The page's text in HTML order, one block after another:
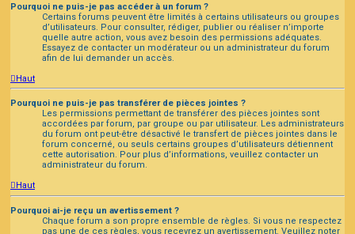
Pourquoi ne puis-je pas accéder à un forum ?
Certains forums peuvent être limités à certains utilisateurs ou groupes
d’utilisateurs. Pour consulter, rédiger, publier ou réaliser n’importe
quelle autre action, vous avez besoin des permissions adéquates.
Essayez de contacter un modérateur ou un administrateur du forum
afin de lui demander un accès.
Haut
Pourquoi ne puis-je pas transférer de pièces jointes ?
Les permissions permettant de transférer des pièces jointes sont
accordées par forum, par groupe ou par utilisateur. Les administrateurs
du forum ont peut-être désactivé le transfert de pièces jointes dans le
forum concerné, ou seuls certains groupes d’utilisateurs détiennent
cette autorisation. Pour plus d’informations, veuillez contacter un
administrateur du forum.
Haut
Pourquoi ai-je reçu un avertissement ?
Chaque forum a son propre ensemble de règles. Si vous ne respectez
pas une de ces règles, vous recevrez un avertissement. Veuillez noter